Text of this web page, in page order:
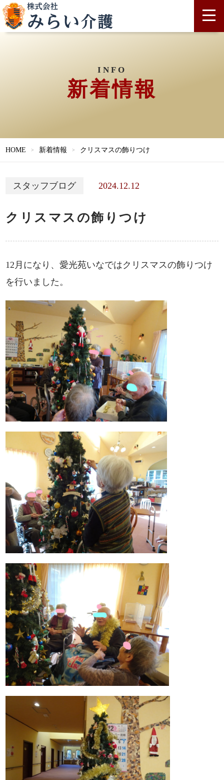
INFO
新着情報
HOME 新着情報 クリスマスの飾りつけ
スタッフブログ 2024.12.12
クリスマスの飾りつけ
12月になり、愛光苑いなではクリスマスの飾りつけ
を行いました。